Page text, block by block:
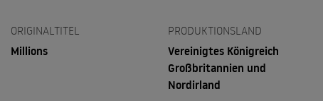
ORIGINALTITEL
Millions
PRODUKTIONSLAND
Vereinigtes Königreich
Großbritannien und
Nordirland